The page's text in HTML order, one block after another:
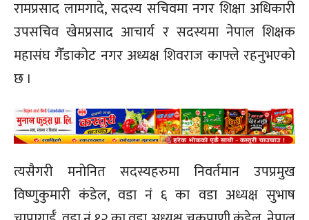
रामप्रसाद लामगादे, सदस्य सचिवमा नगर शिक्षा अधिकारी
उपसचिव खेमप्रसाद आचार्य र सदस्यमा नेपाल शिक्षक
महासंघ गैँडाकोट नगर अध्यक्ष शिवराज काफ्ले रहनुभएको
छ ।
त्यसैगरी मनोनित सदस्यहरुमा निवर्तमान उपप्रमुख
विष्णुकुमारी कंडेल, वडा नं ६ का वडा अध्यक्ष सुभाष